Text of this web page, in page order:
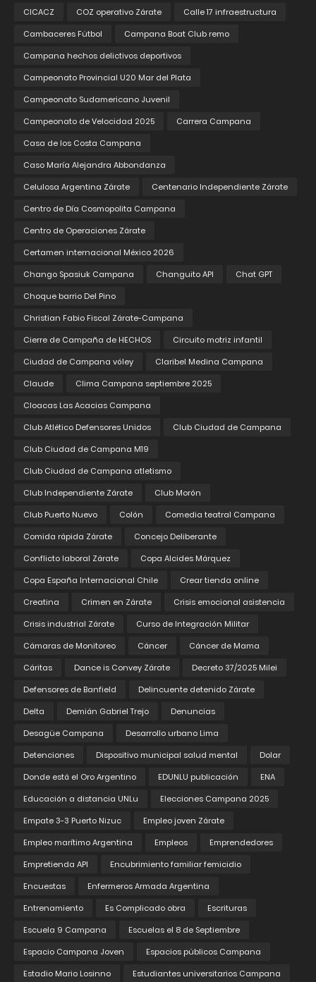
CICACZ
COZ operativo Zárate
Calle 17 infraestructura
Cambaceres Fútbol
Campana Boat Club remo
Campana hechos delictivos deportivos
Campeonato Provincial U20 Mar del Plata
Campeonato Sudamericano Juvenil
Campeonato de Velocidad 2025
Carrera Campana
Casa de los Costa Campana
Caso María Alejandra Abbondanza
Celulosa Argentina Zárate
Centenario Independiente Zárate
Centro de Día Cosmopolita Campana
Centro de Operaciones Zárate
Certamen internacional México 2026
Chango Spasiuk Campana
Changuito API
Chat GPT
Choque barrio Del Pino
Christian Fabio Fiscal Zárate-Campana
Cierre de Campaña de HECHOS
Circuito motriz infantil
Ciudad de Campana vóley
Claribel Medina Campana
Claude
Clima Campana septiembre 2025
Cloacas Las Acacias Campana
Club Atlético Defensores Unidos
Club Ciudad de Campana
Club Ciudad de Campana M19
Club Ciudad de Campana atletismo
Club Independiente Zárate
Club Morón
Club Puerto Nuevo
Colón
Comedia teatral Campana
Comida rápida Zárate
Concejo Deliberante
Conflicto laboral Zárate
Copa Alcides Márquez
Copa España Internacional Chile
Crear tienda online
Creatina
Crimen en Zárate
Crisis emocional asistencia
Crisis industrial Zárate
Curso de Integración Militar
Cámaras de Monitoreo
Cáncer
Cáncer de Mama
Cáritas
Dance is Convey Zárate
Decreto 37/2025 Milei
Defensores de Banfield
Delincuente detenido Zárate
Delta
Demián Gabriel Trejo
Denuncias
Desagüe Campana
Desarrollo urbano Lima
Detenciones
Dispositivo municipal salud mental
Dolar
Donde está el Oro Argentino
EDUNLU publicación
ENA
Educación a distancia UNLu
Elecciones Campana 2025
Empate 3-3 Puerto Nizuc
Empleo joven Zárate
Empleo marítimo Argentina
Empleos
Emprendedores
Empretienda API
Encubrimiento familiar femicidio
Encuestas
Enfermeros Armada Argentina
Entrenamiento
Es Complicado obra
Escrituras
Escuela 9 Campana
Escuelas el 8 de Septiembre
Espacio Campana Joven
Espacios públicos Campana
Estadio Mario Losinno
Estudiantes universitarios Campana